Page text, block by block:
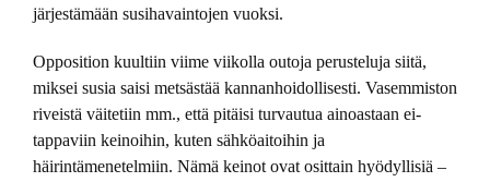
järjestämään susihavaintojen vuoksi.
Opposition kuultiin viime viikolla outoja perusteluja siitä,
miksei susia saisi metsästää kannanhoidollisesti. Vasemmiston
riveistä väitetiin mm., että pitäisi turvautua ainoastaan ei-
tappaviin keinoihin, kuten sähköaitoihin ja
häirintämenetelmiin. Nämä keinot ovat osittain hyödyllisiä –